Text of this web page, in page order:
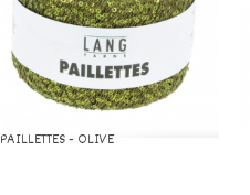
PAILLETTES - OLIVE